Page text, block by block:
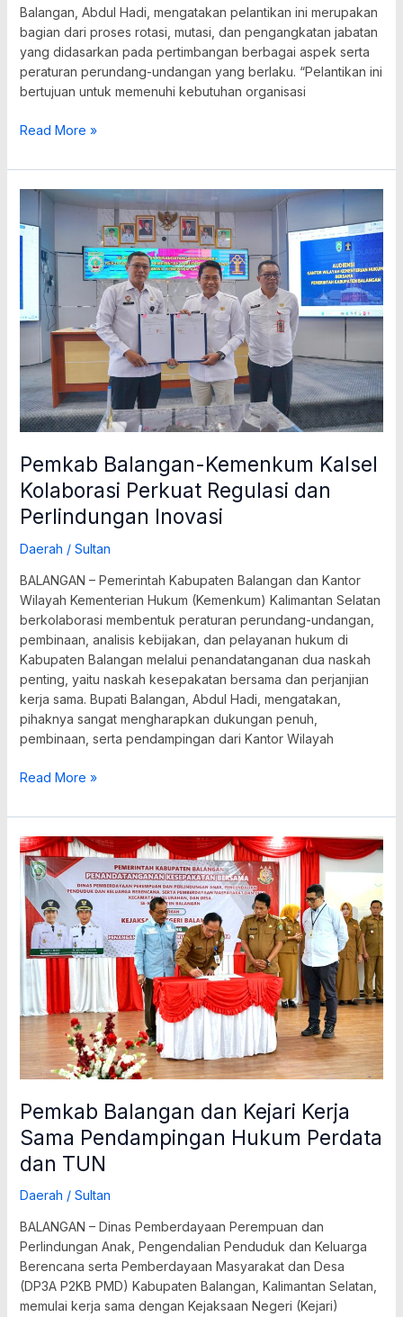
Balangan, Abdul Hadi, mengatakan pelantikan ini merupakan
bagian dari proses rotasi, mutasi, dan pengangkatan jabatan
yang didasarkan pada pertimbangan berbagai aspek serta
peraturan perundang-undangan yang berlaku. “Pelantikan ini
bertujuan untuk memenuhi kebutuhan organisasi
Read More »
Pemkab Balangan-Kemenkum Kalsel
Kolaborasi Perkuat Regulasi dan
Perlindungan Inovasi
Daerah / Sultan
BALANGAN – Pemerintah Kabupaten Balangan dan Kantor
Wilayah Kementerian Hukum (Kemenkum) Kalimantan Selatan
berkolaborasi membentuk peraturan perundang-undangan,
pembinaan, analisis kebijakan, dan pelayanan hukum di
Kabupaten Balangan melalui penandatanganan dua naskah
penting, yaitu naskah kesepakatan bersama dan perjanjian
kerja sama. Bupati Balangan, Abdul Hadi, mengatakan,
pihaknya sangat mengharapkan dukungan penuh,
pembinaan, serta pendampingan dari Kantor Wilayah
Pemkab
Kemenkum
Kalsel
Kolaborasi
Perkuat
Regulasi
Perlindungan
Inovasi
Read More »
Pemkab Balangan dan Kejari Kerja
Sama Pendampingan Hukum Perdata
dan TUN
Daerah / Sultan
BALANGAN – Dinas Pemberdayaan Perempuan dan
Perlindungan Anak, Pengendalian Penduduk dan Keluarga
Berencana serta Pemberdayaan Masyarakat dan Desa
(DP3A P2KB PMD) Kabupaten Balangan, Kalimantan Selatan,
memulai kerja sama dengan Kejaksaan Negeri (Kejari)
Pemkab
Balangan
dan
Kejari
Kerja
Sama
Pendampingan
Hukum
Perdata
dan